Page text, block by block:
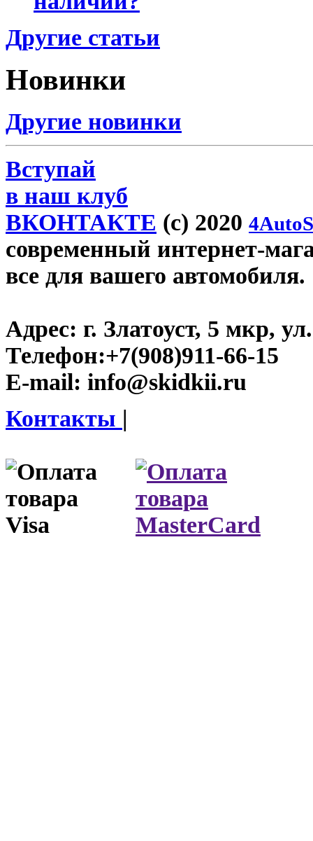
Другие статьи
Новинки
Другие новинки
Вступай
в наш клуб
ВКОНТАКТЕ (c) 2020
современный интернет-
все для вашего автомобиля.
Адрес: г. Златоуст, 5 мкр,
Телефон:+7(908)911-66-15
E-mail: info@skidkii.ru
Контакты |